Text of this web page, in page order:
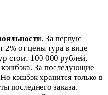
. За первую
2% от цены тура в виде
стоит 100 000 рублей,
кэшбэка. За последующие
кэшбэк хранится только в
последнего заказа.